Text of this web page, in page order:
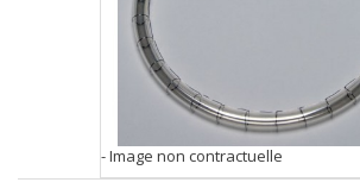
- Image non contractuelle